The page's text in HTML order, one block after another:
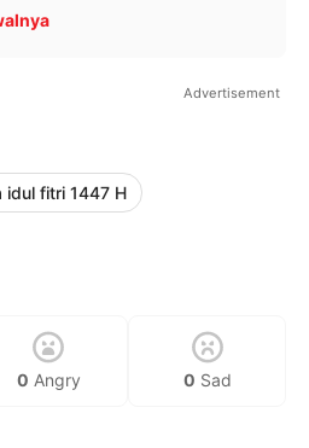
Advertisement
idul fitri 1447 H
0 Angry 0 Sad